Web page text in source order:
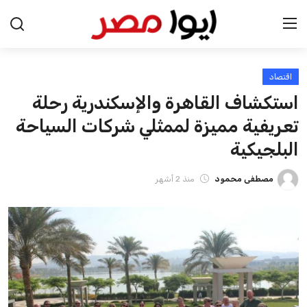
الرئيسية
اخبار مصر
عرب وعالم
اقتصاد
منوعات
فن وثقافة
اقتصاد
استكشاف القاهرة والإسكندرية رحلة
تعريفية مميزة لممثلي شركات السياحة
البلجيكية
مصطفى محمود منذ 2 أشهر